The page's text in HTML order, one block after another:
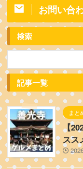
お問い合
検索
記事一覧
まと
【
スス